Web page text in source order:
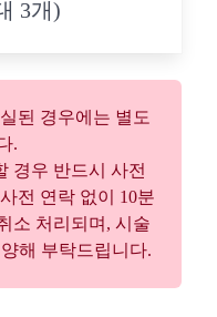
3개)
된 경우에는 별도
.
경우 반드시 사전
전 연락 없이 10분
소 처리되며, 시술
해 부탁드립니다.